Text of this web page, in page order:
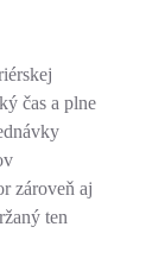
čas a plne
zároveň aj
ten